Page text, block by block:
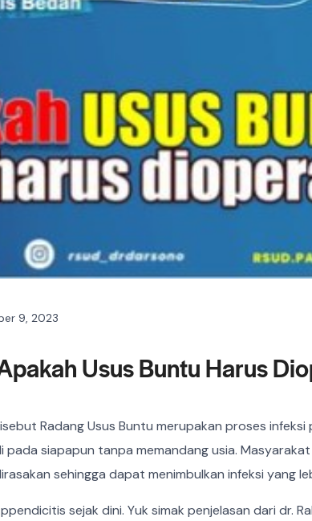
9, 2023
Usus Buntu Harus
Radang Usus Buntu merupakan proses infeksi
siapapun tanpa memandang usia.
sehingga dapat menimbulkan infeksi yang
sejak dini. Yuk simak penjelasan dari dr.